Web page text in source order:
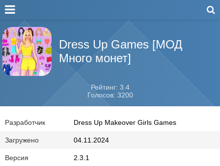
Dress Up Games [МОД
Много монет]
Рейтинг: 3.4
Голосов: 3200
Разработчик Dress Up Makeover Girls Games
Загружено 04.11.2024
Версия 2.3.1